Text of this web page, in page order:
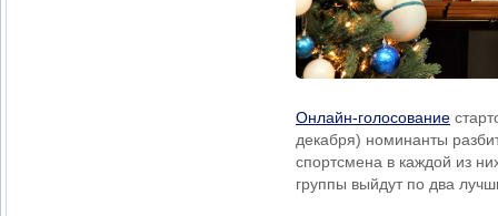
Онлайн-голосование
декабря) номинанты
спортсмена в каждой из
группы выйдут по два